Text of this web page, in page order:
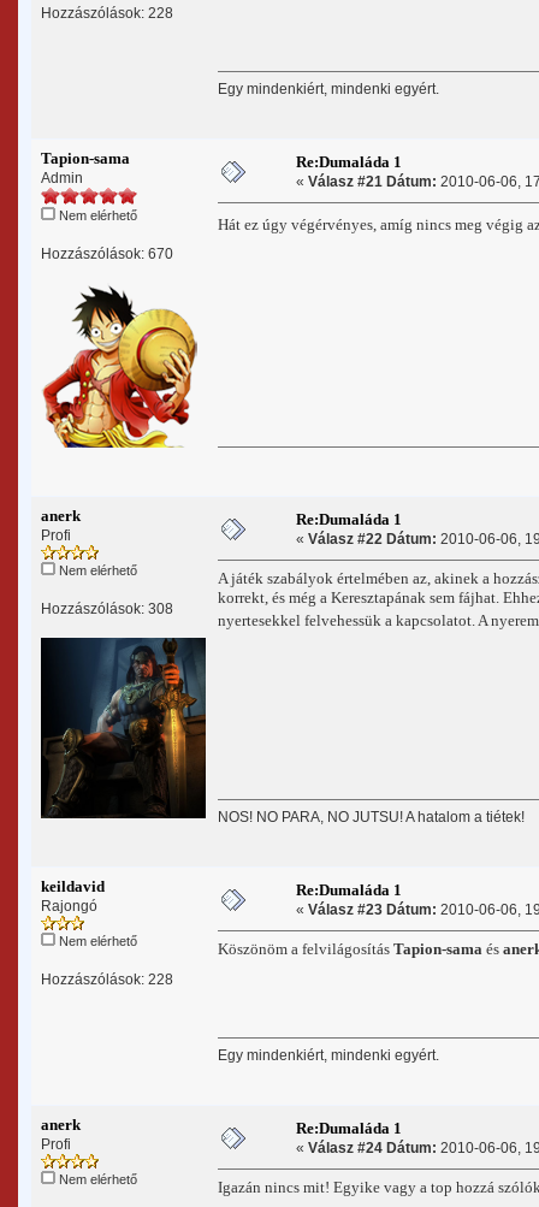
Hozzászólások: 228
Egy mindenkiért, mindenki egyért.
Tapion-sama
Admin
Nem elérhető
Hozzászólások: 670
Re:Dumaláda 1
« Válasz #21 Dátum: 2010-06-06,
Hát ez úgy végérvényes, amíg nincs meg végig
anerk
Profi
Nem elérhető
Hozzászólások: 308
Re:Dumaláda 1
« Válasz #22 Dátum: 2010-06-06,
A játék szabályok értelmében az, akinek a
korrekt, és még a Keresztapának sem fájhat.
nyertesekkel felvehessük a kapcsolatot. A
NOS! NO PARA, NO JUTSU! A hatalom a tiétek!
keildavid
Rajongó
Nem elérhető
Hozzászólások: 228
Re:Dumaláda 1
« Válasz #23 Dátum: 2010-06-06,
Köszönöm a felvilágosítás Tapion-sama és
Egy mindenkiért, mindenki egyért.
anerk
Profi
Nem elérhető
Re:Dumaláda 1
« Válasz #24 Dátum: 2010-06-06,
Igazán nincs mit! Egyike vagy a top hozzá